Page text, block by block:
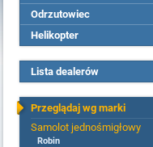
Odrzutowiec
Helikopter
Lista dealerów
Przeglądaj wg marki
Samolot jednośmigłowy
Robin